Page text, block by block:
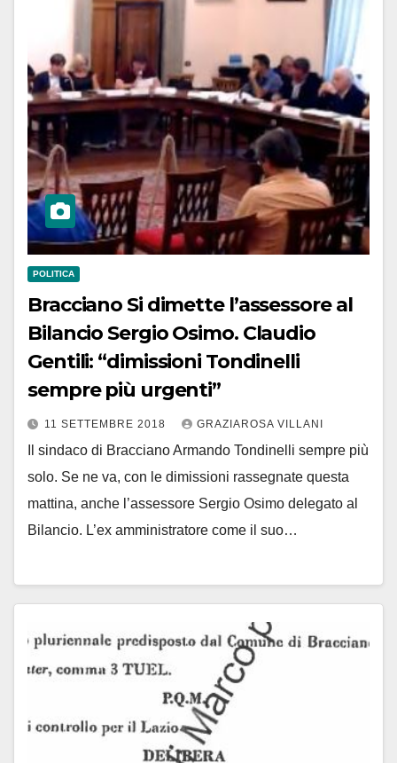
POLITICA
Bracciano Si dimette l’assessore al
Bilancio Sergio Osimo. Claudio
Gentili: “dimissioni Tondinelli
sempre più urgenti”
11 SETTEMBRE 2018 GRAZIAROSA VILLANI
Il sindaco di Bracciano Armando Tondinelli sempre più
solo. Se ne va, con le dimissioni rassegnate questa
mattina, anche l’assessore Sergio Osimo delegato al
Bilancio. L’ex amministratore come il suo…